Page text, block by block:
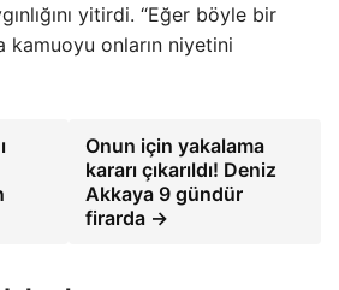
yitirdi. “Eğer böyle bir
kamuoyu onların niyetini
Onun için yakalama
kararı çıkarıldı! Deniz
Akkaya 9 gündür
firarda →